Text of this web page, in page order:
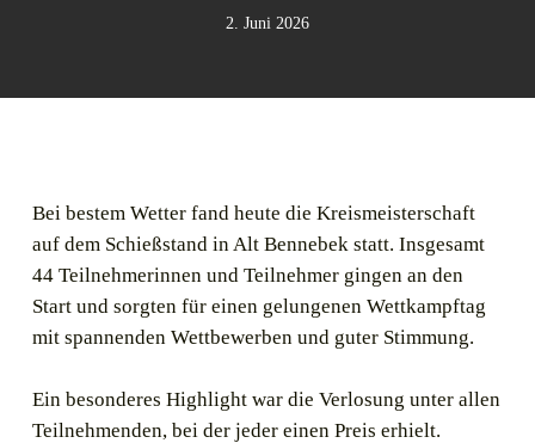
2. Juni 2026
Bei bestem Wetter fand heute die Kreismeisterschaft
auf dem Schießstand in Alt Bennebek statt. Insgesamt
44 Teilnehmerinnen und Teilnehmer gingen an den
Start und sorgten für einen gelungenen Wettkampftag
mit spannenden Wettbewerben und guter Stimmung.
Ein besonderes Highlight war die Verlosung unter allen
Teilnehmenden, bei der jeder einen Preis erhielt.